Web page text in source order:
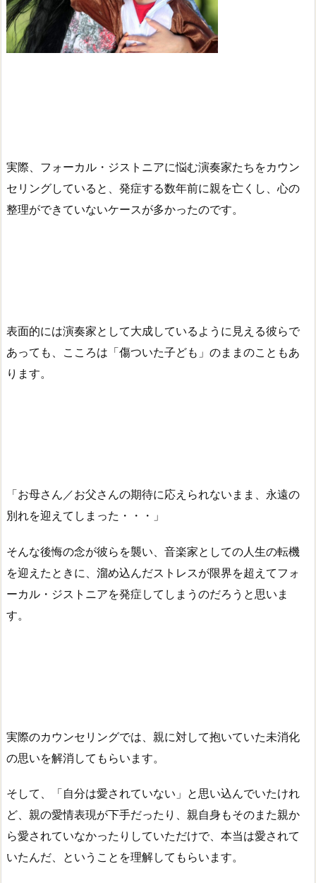
実際、フォーカル・ジストニアに悩む演奏家たちをカウン
セリングしていると、発症する数年前に親を亡くし、心の
整理ができていないケースが多かったのです。
表面的には演奏家として大成しているように見える彼らで
あっても、こころは「傷ついた子ども」のままのこともあ
ります。
「お母さん／お父さんの期待に応えられないまま、永遠の
別れを迎えてしまった・・・」
そんな後悔の念が彼らを襲い、音楽家としての人生の転機
を迎えたときに、溜め込んだストレスが限界を超えてフォ
ーカル・ジストニアを発症してしまうのだろうと思いま
す。
実際のカウンセリングでは、親に対して抱いていた未消化
の思いを解消してもらいます。
そして、「自分は愛されていない」と思い込んでいたけれ
ど、親の愛情表現が下手だったり、親自身もそのまた親か
ら愛されていなかったりしていただけで、本当は愛されて
いたんだ、ということを理解してもらいます。